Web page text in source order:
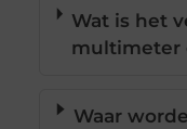
Wat is het
multimeter
Waar